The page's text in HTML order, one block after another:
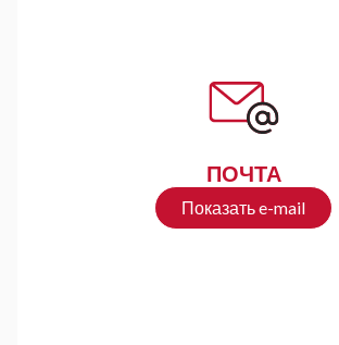
ПОЧТА
Показать e-mail